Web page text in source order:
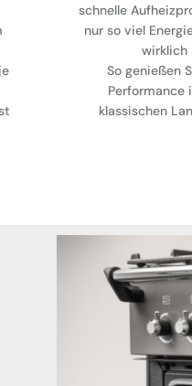
schnelle
nur so viel
wirklich
So genießen
Performance
klassischen